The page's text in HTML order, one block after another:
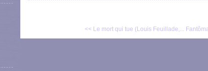
<< Le mort qui tue (Louis Feuillade,...